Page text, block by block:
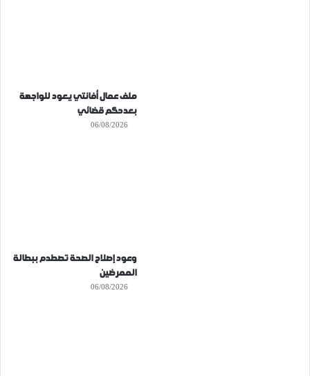
ملف عمال أفانتي يعود للواجهة
بعدحكم قضائي
06/08/2026
وعود إصلاح الصحة تصطدم ببطالة
الممرضين
06/08/2026